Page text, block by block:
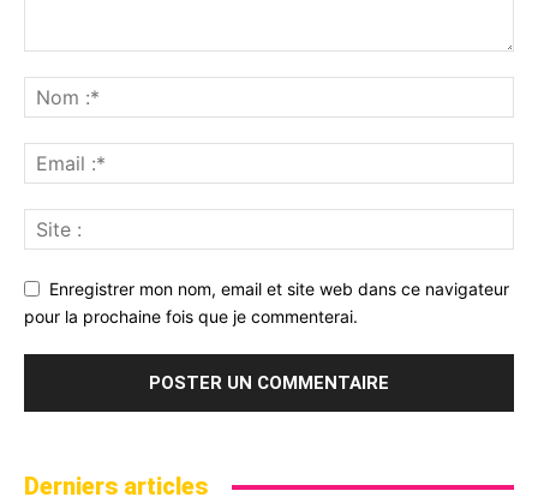
Enregistrer mon nom, email et site web dans ce navigateur
pour la prochaine fois que je commenterai.
Derniers articles